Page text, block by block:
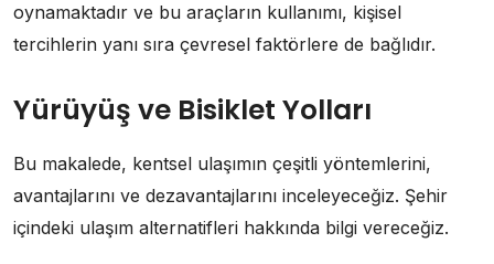
oynamaktadır ve bu araçların kullanımı, kişisel
tercihlerin yanı sıra çevresel faktörlere de bağlıdır.
Yürüyüş ve Bisiklet Yolları
Bu makalede, kentsel ulaşımın çeşitli yöntemlerini,
avantajlarını ve dezavantajlarını inceleyeceğiz. Şehir
içindeki ulaşım alternatifleri hakkında bilgi vereceğiz.